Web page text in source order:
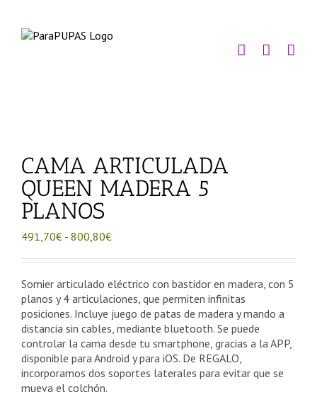
contenido
CAMA ARTICULADA
QUEEN MADERA 5
PLANOS
491,70€ - 800,80€Rango
precios:
desde
491,70€
hasta
800,80€
Somier articulado eléctrico con bastidor en madera, con 5
planos y 4 articulaciones, que permiten infinitas
posiciones. Incluye juego de patas de madera y mando a
distancia sin cables, mediante bluetooth. Se puede
controlar la cama desde tu smartphone, gracias a la APP,
disponible para Android y para iOS. De REGALO,
incorporamos dos soportes laterales para evitar que se
mueva el colchón.